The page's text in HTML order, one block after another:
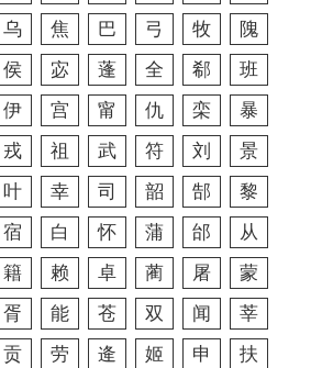
乌 焦 巴 弓 牧
隗
侯 宓 蓬 全 郗
班
伊 宫 甯 仇 栾
暴
戎 祖 武 符 刘
景
叶 幸 司 韶 郜
黎
宿 白 怀 蒲 邰
从
籍 赖 卓 蔺 屠
蒙
胥 能 苍 双 闻
莘
贡 劳 逄 姬 申
扶